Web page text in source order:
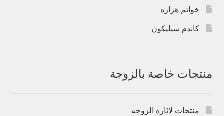
خواتم هزازه
كاندم سيليكون
منتجات خاصة بالزوجة
منتجات لاثارة الزوجه